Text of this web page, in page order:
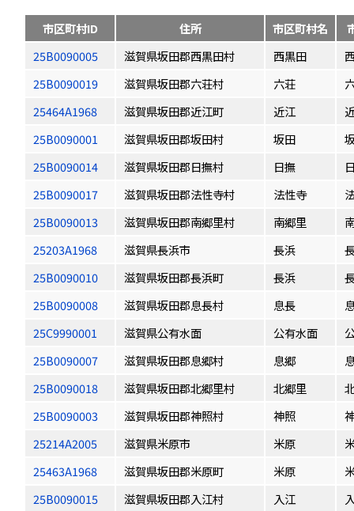
市区町村ID 住所 市区町村名
25B0090005
滋賀県坂田郡西黒田村 西黒田
25B0090019
滋賀県坂田郡六荘村 六荘
25464A1968
滋賀県坂田郡近江町 近江
25B0090001
滋賀県坂田郡坂田村 坂田
25B0090014
滋賀県坂田郡日撫村 日撫
25B0090017
滋賀県坂田郡法性寺村 法性寺
25B0090013
滋賀県坂田郡南郷里村 南郷里
25203A1968
滋賀県長浜市 長浜
25B0090010
滋賀県坂田郡長浜町 長浜
25B0090008
滋賀県坂田郡息長村 息長
25C9990001
滋賀県公有水面 公有水面
25B0090007
滋賀県坂田郡息郷村 息郷
25B0090018
滋賀県坂田郡北郷里村 北郷里
25B0090003
滋賀県坂田郡神照村 神照
25214A2005
滋賀県米原市 米原
25463A1968
滋賀県坂田郡米原町 米原
25B0090015
滋賀県坂田郡入江村 入江